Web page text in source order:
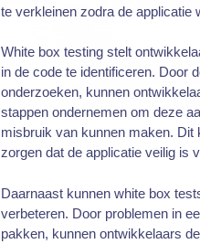
te verkleinen zodra de applicatie
White box testing stelt
in de code te identificeren. Door
onderzoeken, kunnen
stappen ondernemen om deze
misbruik van kunnen maken. Dit
zorgen dat de applicatie veilig is
Daarnaast kunnen white box
verbeteren. Door problemen in
pakken, kunnen ontwikkelaars